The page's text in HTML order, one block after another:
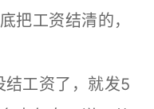
把工资结清的，
工资了，就发5